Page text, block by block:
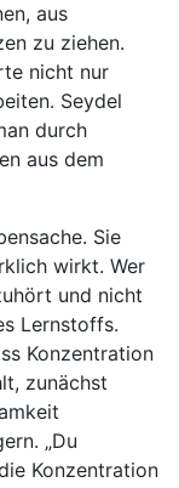
aus
zu ziehen.
nicht nur
Seydel
durch
aus dem
Sie
wirkt. Wer
und nicht
Lernstoffs.
Konzentration
zunächst
„Du
Konzentration